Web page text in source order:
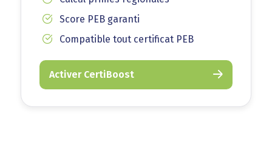
Score PEB garanti
Compatible tout certificat PEB
Activer CertiBoost